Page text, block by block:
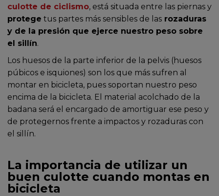
culotte de ciclismo, está situada entre las piernas y
protege tus partes más sensibles de las rozaduras
y de la presión que ejerce nuestro peso sobre
el sillín.
Los huesos de la parte inferior de la pelvis (huesos
púbicos e isquiones) son los que más sufren al
montar en bicicleta, pues soportan nuestro peso
encima de la bicicleta. El material acolchado de la
badana será el encargado de amortiguar ese peso y
de protegernos frente a impactos y rozaduras con
el sillín.
La importancia de utilizar un
buen culotte cuando montas en
bicicleta